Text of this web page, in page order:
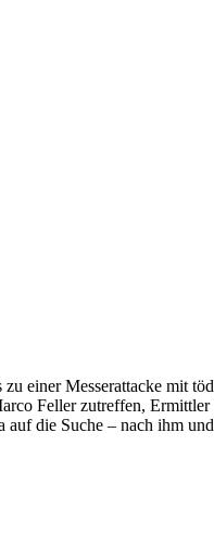
einer Messerattacke mit
Feller zutreffen,
die Suche – nach ihm